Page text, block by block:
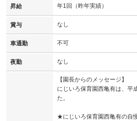
昇給 年1回（昨年実績）
賞与 なし
車通勤 不可
夜勤 なし
【園長からのメッセージ】
にじいろ保育園西亀有は、平
た。
★にじいろ保育園西亀有の自